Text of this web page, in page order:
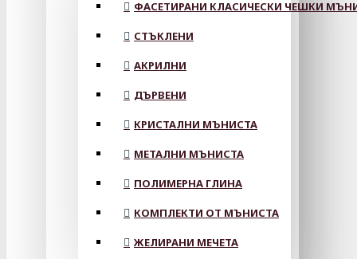
ФАСЕТИРАНИ КЛАСИЧЕСКИ ЧЕШКИ
СТЪКЛЕНИ
АКРИЛНИ
ДЪРВЕНИ
КРИСТАЛНИ МЪНИСТА
МЕТАЛНИ МЪНИСТА
ПОЛИМЕРНА ГЛИНА
КОМПЛЕКТИ ОТ МЪНИСТА
ЖЕЛИРАНИ МЕЧЕТА